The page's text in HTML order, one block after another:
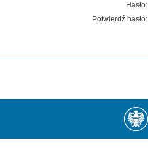
Hasło:
Potwierdź hasło: